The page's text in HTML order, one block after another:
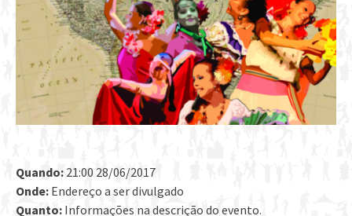
Quando: 21:00 28/06/2017
Onde: Endereço a ser divulgado
Quanto: Informações na descrição do evento.